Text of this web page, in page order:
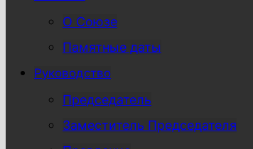
О Союзе
Памятные даты
Руководство
Председатель
Заместитель Председателя